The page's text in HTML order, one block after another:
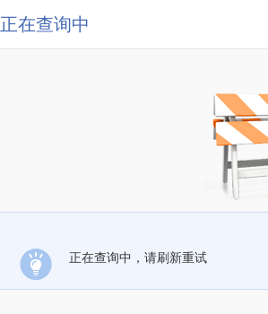
正在查询中
正在查询中，请刷新重试